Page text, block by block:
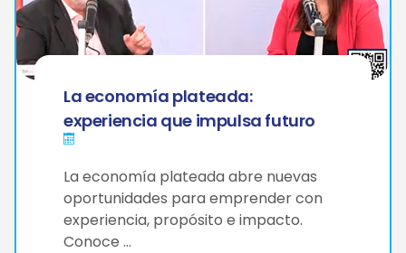
La economía plateada:
experiencia que impulsa futuro
La economía plateada abre nuevas
oportunidades para emprender con
experiencia, propósito e impacto.
Conoce …